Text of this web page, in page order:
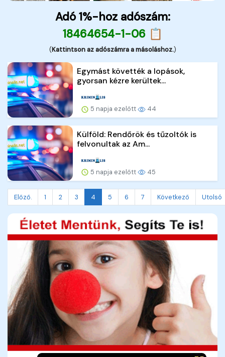
Adó 1%-hoz adószám:
18464654-1-06 📋
(Kattintson az adószámra a másoláshoz.)
Egymást követték a lopások,
gyorsan kézre kerültek...
5 napja ezelőtt 44
Külföld: Rendőrök és tűzoltók is
felvonultak az Am...
5 napja ezelőtt 45
Előző. 1 2 3 4 5 6 7 Következő Utolsó